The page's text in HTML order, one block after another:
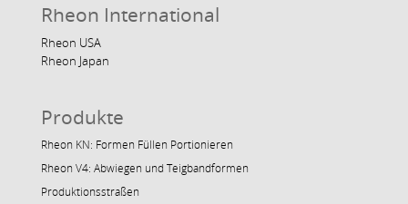
Rheon International
Rheon USA
Rheon Japan
Produkte
Rheon KN: Formen Füllen Portionieren
Rheon V4: Abwiegen und Teigbandformen
Produktionsstraßen